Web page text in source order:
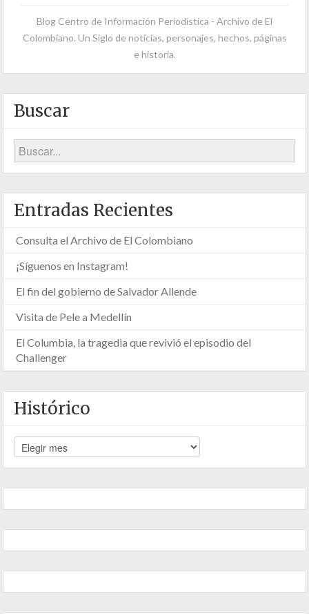
Blog Centro de Información Periodística - Archivo de El
Colombiano. Un Siglo de noticias, personajes, hechos, páginas
e historia.
Buscar
Entradas Recientes
Consulta el Archivo de El Colombiano
¡Síguenos en Instagram!
El fin del gobierno de Salvador Allende
Visita de Pele a Medellín
El Columbia, la tragedia que revivió el episodio del
Challenger
Histórico